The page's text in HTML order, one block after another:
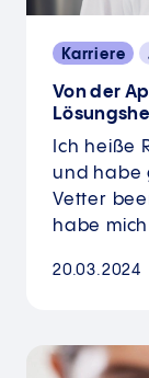
Karriere
Von der
Ich heiße
und habe
Vetter
habe
20.03.2024